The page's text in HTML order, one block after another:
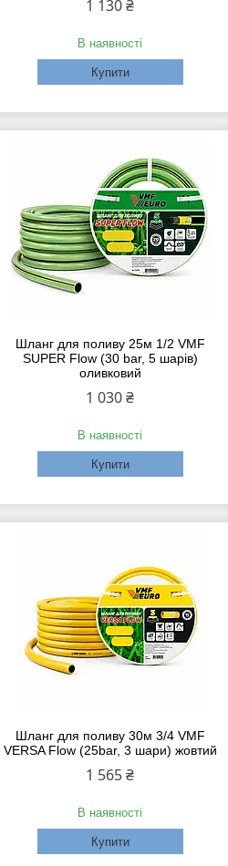
1 130 ₴
В наявності
Купити
Шланг для поливу 25м 1/2 VMF
SUPER Flow (30 bar, 5 шарів)
оливковий
1 030 ₴
В наявності
Купити
Шланг для поливу 30м 3/4 VMF
VERSA Flow (25bar, 3 шари) жовтий
1 565 ₴
В наявності
Купити